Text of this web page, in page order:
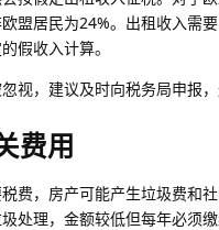
盟居民为24%。出租收入需
假收入计算。
视，建议及时向税务局申报，
费用
费，房产可能产生垃圾费和
处理，金额较低但每年必须